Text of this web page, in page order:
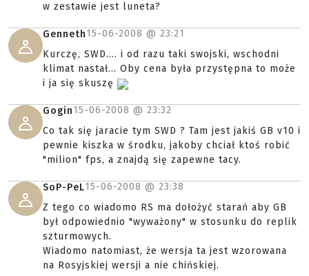
w zestawie jest luneta?
Genneth15-06-2008 @ 23:21
Kurczę, SWD.... i od razu taki swojski, wschodni
klimat nastał... Oby cena była przystępna to może
i ja się skuszę
Gogin15-06-2008 @ 23:32
Co tak się jaracie tym SWD ? Tam jest jakiś GB v10 i
pewnie kiszka w środku, jakoby chciał ktoś robić
"milion" fps, a znajdą się zapewne tacy.
SoP-PeL15-06-2008 @ 23:38
Z tego co wiadomo RS ma dołożyć starań aby GB
był odpowiednio "wyważony" w stosunku do replik
szturmowych.
Wiadomo natomiast, że wersja ta jest wzorowana
na Rosyjskiej wersji a nie chińskiej.